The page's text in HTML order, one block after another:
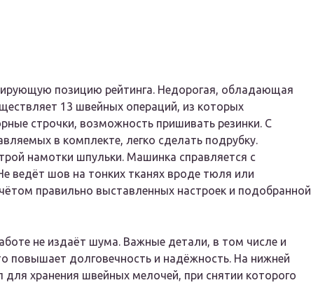
позицию рейтинга. Недорогая, обладающая
13 швейных операций, из которых
строчки, возможность пришивать резинки. С
в комплекте, легко сделать подрубку.
намотки шпульки. Машинка справляется с
ведёт шов на тонких тканях вроде тюля или
правильно выставленных настроек и подобранной
не издаёт шума. Важные детали, в том числе и
повышает долговечность и надёжность. На нижней
хранения швейных мелочей, при снятии которого